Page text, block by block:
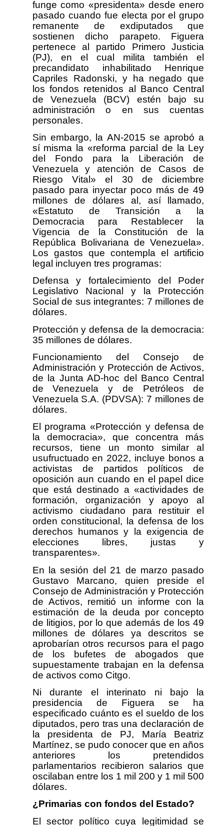
funge como «presidenta» desde enero
pasado cuando fue electa por el grupo
remanente de exdiputados que
sostienen dicho parapeto. Figuera
pertenece al partido Primero Justicia
(PJ), en el cual milita también el
precandidato inhabilitado Henrique
Capriles Radonski, y ha negado que
los fondos retenidos al Banco Central
de Venezuela (BCV) estén bajo su
administración o en sus cuentas
personales.
Sin embargo, la AN-2015 se aprobó a
sí misma la «reforma parcial de la Ley
del Fondo para la Liberación de
Venezuela y atención de Casos de
Riesgo Vital» el 30 de diciembre
pasado para inyectar poco más de 49
millones de dólares al, así llamado,
«Estatuto de Transición a la
Democracia para Restablecer la
Vigencia de la Constitución de la
República Bolivariana de Venezuela».
Los gastos que contempla el artificio
legal incluyen tres programas:
Defensa y fortalecimiento del Poder
Legislativo Nacional y la Protección
Social de sus integrantes: 7 millones de
dólares.
Protección y defensa de la democracia:
35 millones de dólares.
Funcionamiento del Consejo de
Administración y Protección de Activos,
de la Junta AD-hoc del Banco Central
de Venezuela y de Petróleos de
Venezuela S.A. (PDVSA): 7 millones de
dólares.
El programa «Protección y defensa de
la democracia», que concentra más
recursos, tiene un monto similar al
usufructuado en 2022, incluye bonos a
activistas de partidos políticos de
oposición aun cuando en el papel dice
que está destinado a «actividades de
formación, organización y apoyo al
activismo ciudadano para restituir el
orden constitucional, la defensa de los
derechos humanos y la exigencia de
elecciones libres, justas y
transparentes».
En la sesión del 21 de marzo pasado
Gustavo Marcano, quien preside el
Consejo de Administración y Protección
de Activos, remitió un informe con la
estimación de la deuda por concepto
de litigios, por lo que además de los 49
millones de dólares ya descritos se
aprobarían otros recursos para el pago
de los bufetes de abogados que
supuestamente trabajan en la defensa
de activos como Citgo.
Ni durante el interinato ni bajo la
presidencia de Figuera se ha
especificado cuánto es el sueldo de los
diputados, pero tras una declaración de
la presidenta de PJ, María Beatriz
Martínez, se pudo conocer que en años
anteriores los pretendidos
parlamentarios recibieron salarios que
oscilaban entre los 1 mil 200 y 1 mil 500
dólares.
¿Primarias con fondos del Estado?
El sector político cuya legitimidad se